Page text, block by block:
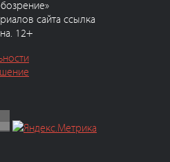
сайта ссылка
12+